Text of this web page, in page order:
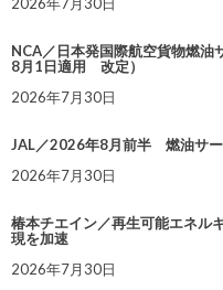
NCA／日本発国際航空貨物燃
8月1日適用 改定）
2026年7月30日
JAL／2026年8月前半 燃油サー
2026年7月30日
椿本チエイン／再生可能エネル
現を加速
2026年7月30日